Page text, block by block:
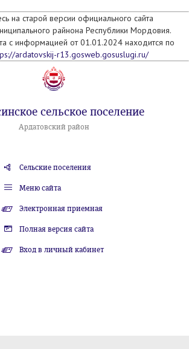
на старой версии официального сайта
райнона Республики Мордовия.
с информацией от 01.01.2024 находится по
ardatovskij-r13.gosweb.gosuslugi.ru/
сельское поселение
Ардатовский район
Сельские поселения
Меню сайта
Электронная приемная
Полная версия сайта
Вход в личный кабинет